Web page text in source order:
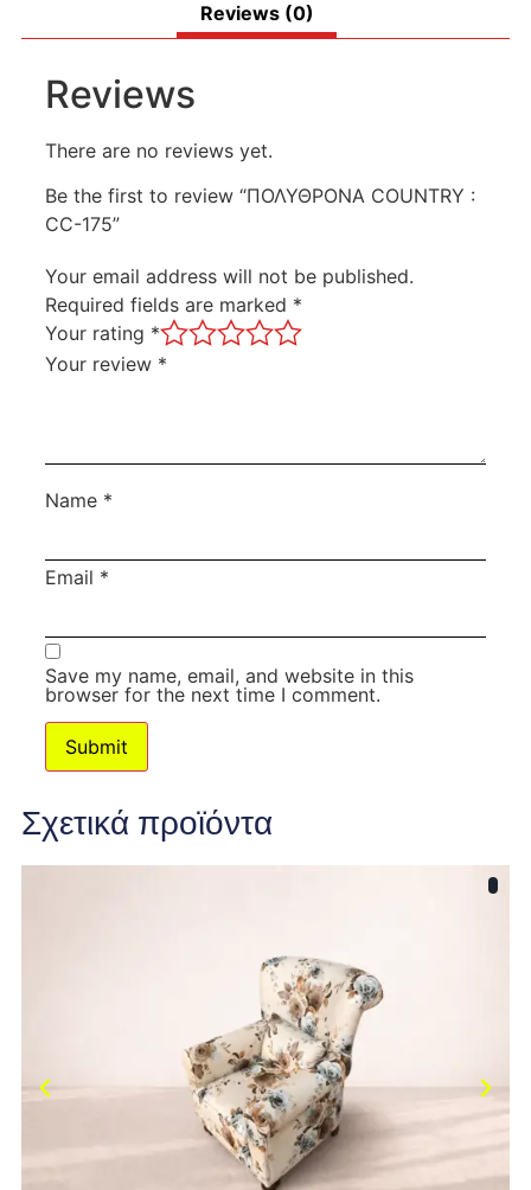
Reviews (0)
Reviews
There are no reviews yet.
Be the first to review “ΠΟΛΥΘΡΟΝΑ COUNTRY :
CC-175”
Your email address will not be published.
Required fields are marked *
Your rating *
Your review *
Name *
Email *
Save my name, email, and website in this
browser for the next time I comment.
Σχετικά προϊόντα